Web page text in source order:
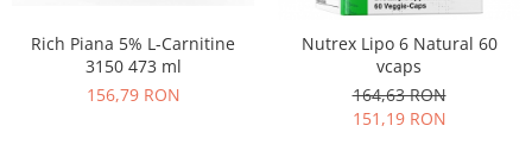
Rich Piana 5% L-Carnitine
3150 473 ml
156,79 RON
Nutrex Lipo 6 Natural 60
vcaps
164,63 RON
151,19 RON